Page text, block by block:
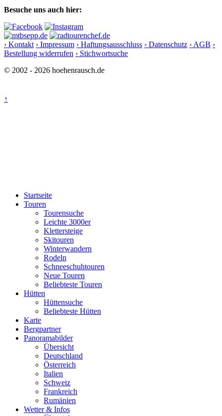
Besuche uns auch hier:
› Kontakt › Impressum › Haftungsausschluss › Datenschutz › AGB ›
Bestellung widerrufen › Stichwortsuche
© 2002 - 2026 hoehenrausch.de
↑
Startseite
Touren
Tourensuche
Leichte 3000er
Klettersteige
Skitouren
Winterwandern
Rodeln
Schneeschuhtouren
Neue Touren
Beliebteste Touren
Hütten
Hüttensuche
Beliebteste Hütten
Karte
Bergpartner
Panoramabilder
Übersicht
Deutschland
Österreich
Italien
Schweiz
Frankreich
Rumänien
Wetter & Infos